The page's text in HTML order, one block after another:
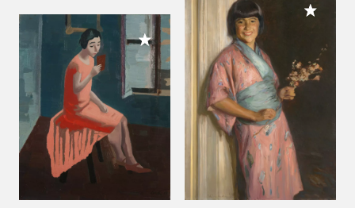
Meiner Sammlung hinzufügen
Meiner